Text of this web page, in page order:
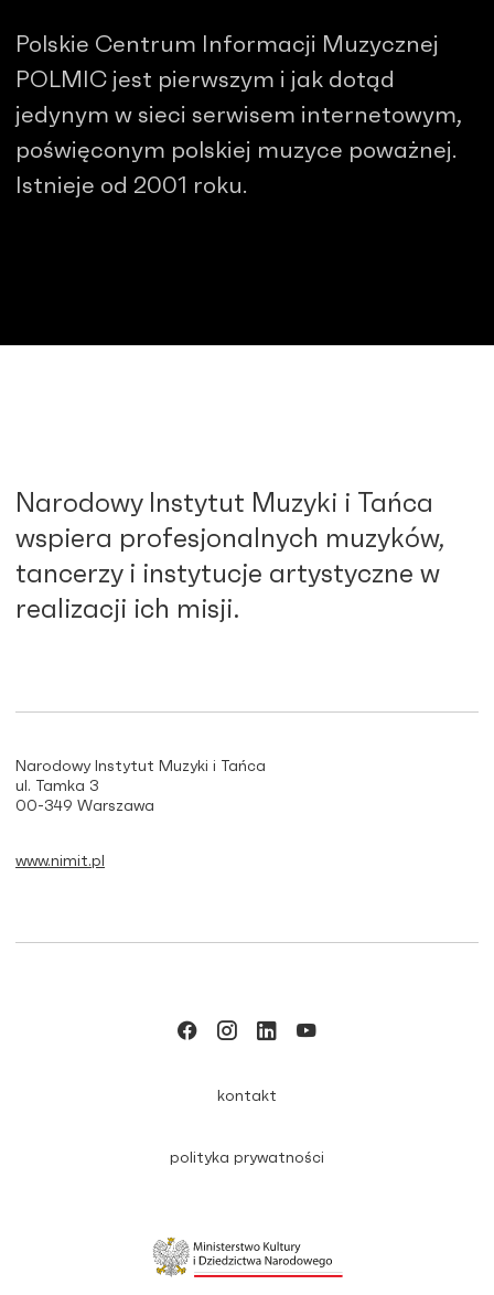
Polskie Centrum Informacji Muzycznej
POLMIC jest pierwszym i jak dotąd
jedynym w sieci serwisem internetowym,
poświęconym polskiej muzyce poważnej.
Istnieje od 2001 roku.
Narodowy Instytut Muzyki i Tańca
wspiera profesjonalnych muzyków,
tancerzy i instytucje artystyczne w
realizacji ich misji.
Narodowy Instytut Muzyki i Tańca
ul. Tamka 3
00-349 Warszawa
www.nimit.pl
kontakt
polityka prywatności